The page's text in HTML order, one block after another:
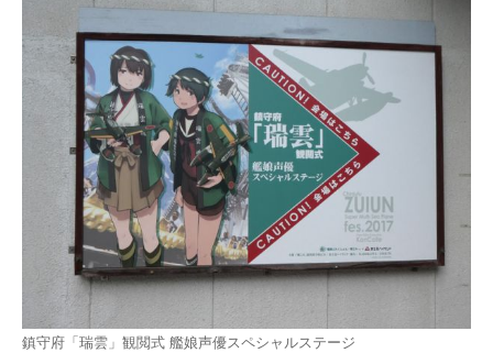
鎮守府「瑞雲」観閲式 艦娘声優スペシャルステージ